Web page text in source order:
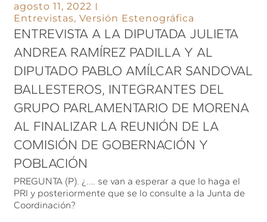
agosto 11, 2022
Entrevistas,Versión Estenográfica
ENTREVISTA A LA DIPUTADA JULIETA
ANDREA RAMÍREZ PADILLA Y AL
DIPUTADO PABLO AMÍLCAR SANDOVAL
BALLESTEROS, INTEGRANTES DEL
GRUPO PARLAMENTARIO DE MORENA
AL FINALIZAR LA REUNIÓN DE LA
COMISIÓN DE GOBERNACIÓN Y
POBLACIÓN
PREGUNTA (P). ¿…. se van a esperar a que lo haga el
PRI y posteriormente que se lo consulte a la Junta de
Coordinación?